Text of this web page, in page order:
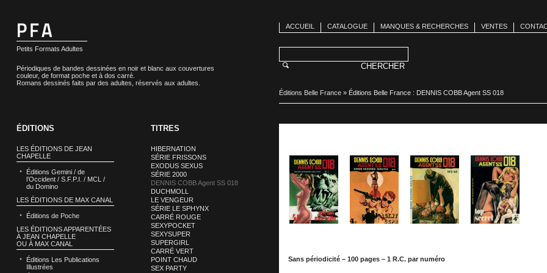
Petits Formats Adultes
Périodiques de bandes dessinées en noir et blanc aux couvertures
couleur, de format poche et à dos carré.
Romans dessinés faits par des adultes, réservés aux adultes.
ACCUEIL CATALOGUE MANQUES & RECHERCHES VENTES
Éditions Belle France» Éditions Belle France : DENNIS COBB Agent SS 018
ÉDITIONS
LES ÉDITIONS DE JEAN
CHAPELLE
Éditions Gemini / de
l’Occident / S.F.P.I. / MCL /
du Domino
LES ÉDITIONS DE MAX CANAL
Éditions de Poche
LES ÉDITIONS APPARENTÉES
À JEAN CHAPELLE
OU À MAX CANAL
Éditions Les Publications
Illustrées
TITRES
HIBERNATION
SÉRIE FRISSONS
EXODUS SEXUS
SÉRIE 2000
DENNIS COBB Agent SS 018
DUCHMOLL
LE VENGEUR
SÉRIE LE SPHYNX
CARRÉ ROUGE
SEXYPOCKET
SEXYSUPER
SUPERGIRL
CARRÉ VERT
POINT CHAUD
SEX PARTY
Sans périodicité – 100 pages – 1 R.C. par numéro